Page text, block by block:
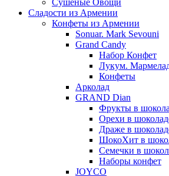
Сушеные Овощи
Сладости из Армении
Конфеты из Армении
Sonuar. Mark Sevouni
Grand Candy
Набор Конфет
Лукум.
Конфеты
Арколад
GRAND Dian
Фрукты в
Орехи в
Драже в
ШокоХит в
Семечки в
Наборы конфет
JOYCO